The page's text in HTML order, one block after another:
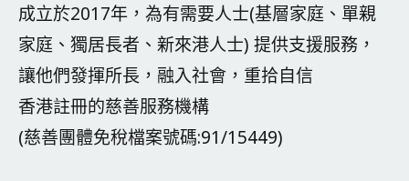
成立於2017年，為有需要人士(基層家庭、單親
家庭、獨居長者、新來港人士) 提供支援服務，
讓他們發揮所長，融入社會，重拾自信
香港註冊的慈善服務機構
(慈善團體免稅檔案號碼:91/15449)